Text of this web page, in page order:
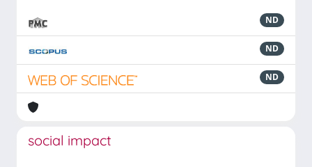
ND
ND
ND
social impact